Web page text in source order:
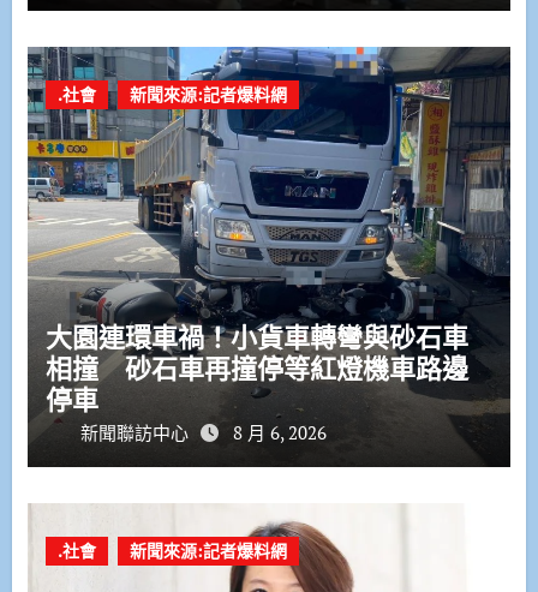
.社會 新聞來源:記者爆料網
大園連環車禍！小貨車轉彎與砂石車
相撞 砂石車再撞停等紅燈機車路邊
停車
新聞聯訪中心 8 月 6, 2026
.社會 新聞來源:記者爆料網